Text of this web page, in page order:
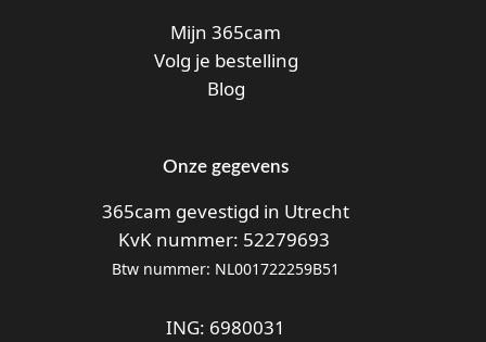
Mijn 365cam
Volg je bestelling
Blog
Onze gegevens
365cam gevestigd in Utrecht
KvK nummer: 52279693
Btw nummer: NL001722259B51
ING: 6980031